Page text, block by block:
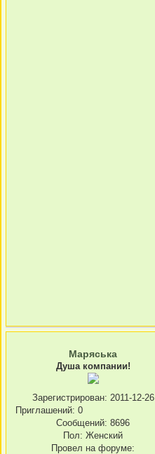
Маряська
Душа компании!
Зарегистрирован: 2011-12-26
Приглашений: 0
Сообщений: 8696
Пол: Женский
Провел на форуме: